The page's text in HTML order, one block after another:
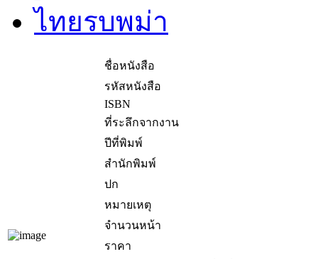
ไทยรบพม่า
ชื่อหนังสือ
รหัสหนังสือ
ISBN
ที่ระลึกจากงาน
ปีที่พิมพ์
สำนักพิมพ์
ปก
หมายเหตุ
จำนวนหน้า
ราคา